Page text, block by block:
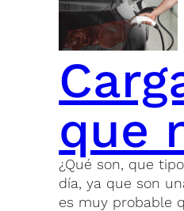
que
¿Qué son, que
día, ya que son
es muy probable